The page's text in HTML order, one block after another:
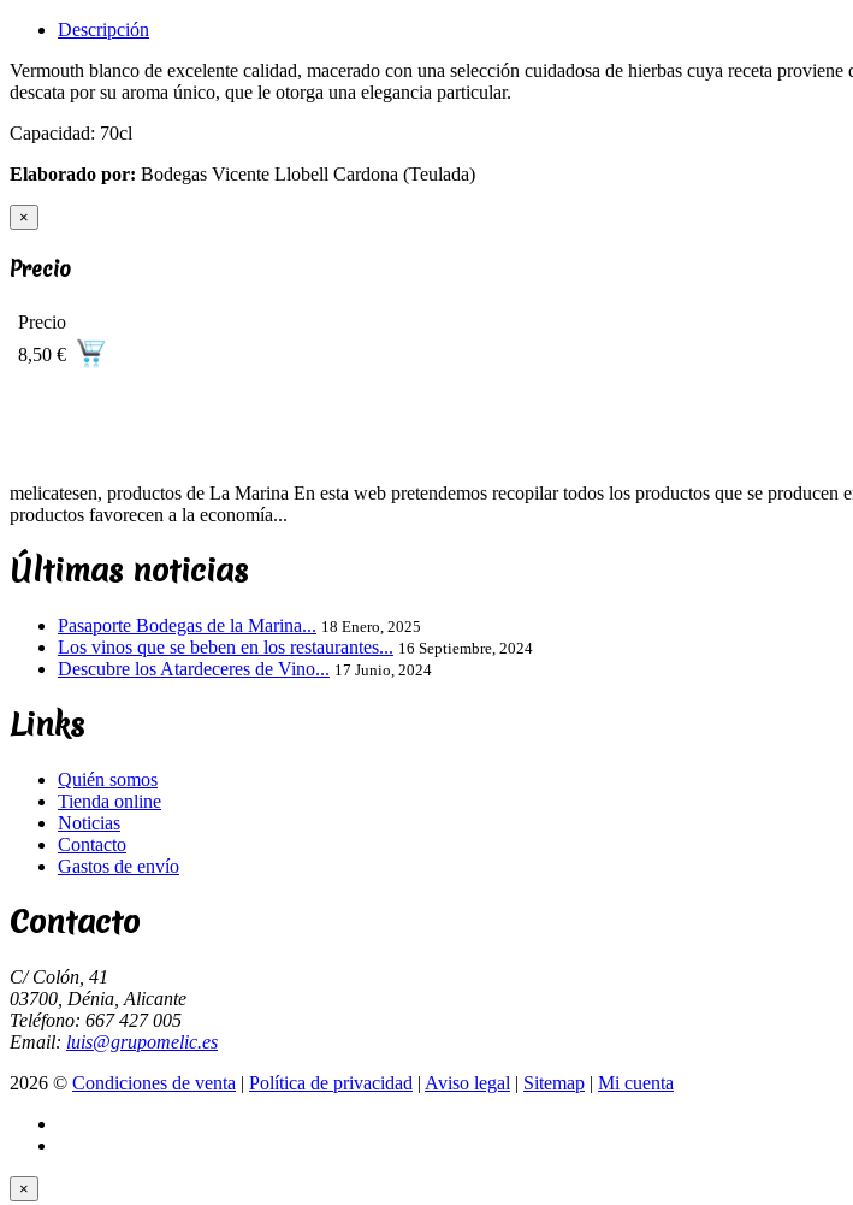
Descripción
Vermouth blanco de excelente calidad, macerado con una selección cuidadosa de hierbas cuya receta
descata por su aroma único, que le otorga una elegancia particular.
Capacidad: 70cl
Elaborado por: Bodegas Vicente Llobell Cardona (Teulada)
×
Precio
Precio
8,50 €
melicatesen, productos de La Marina En esta web pretendemos recopilar todos los productos que se
productos favorecen a la economía...
Últimas noticias
Pasaporte Bodegas de la Marina... 18 Enero, 2025
Los vinos que se beben en los restaurantes... 16 Septiembre, 2024
Descubre los Atardeceres de Vino... 17 Junio, 2024
Links
Quién somos
Tienda online
Noticias
Contacto
Gastos de envío
Contacto
C/ Colón, 41
03700, Dénia, Alicante
Teléfono: 667 427 005
Email: luis@grupomelic.es
2026 © Condiciones de venta | Política de privacidad | Aviso legal | Sitemap | Mi cuenta
×